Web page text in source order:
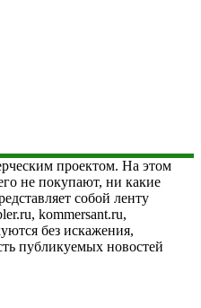
проектом. На этом
не покупают, ни какие
собой ленту
kommersant.ru,
без искажения,
публикуемых новостей